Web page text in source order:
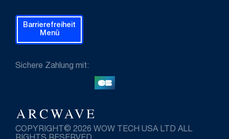
COPYRIGHT© 2026 WOW TECH USA LTD ALL
Sichere Zahlung mit:
Barrierefreiheit
Menü